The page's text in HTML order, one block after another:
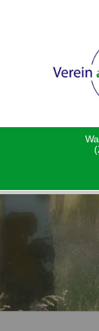
Katzen
Vermittlungshilfe
Danke an die
Vorstand
Satzung